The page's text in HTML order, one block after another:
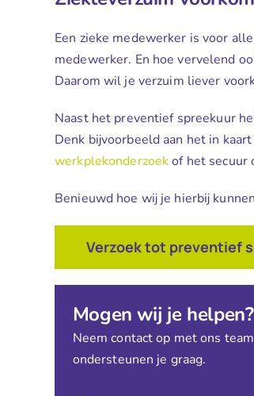
Een zieke medewerker is voor
medewerker. En hoe vervelend
Daarom wil je verzuim liever
Naast het preventief spreekuur
Denk bijvoorbeeld aan het in
werkplekonderzoekof het secuur
Benieuwd hoe wij je hierbij
Verzoek tot preventief
Mogen wij je helpen?
Neem contact op met ons
ondersteunen je graag.